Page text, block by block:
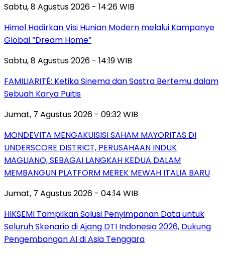
Sabtu, 8 Agustus 2026 - 14:26 WIB
Himel Hadirkan Visi Hunian Modern melalui Kampanye
Global “Dream Home”
Sabtu, 8 Agustus 2026 - 14:19 WIB
FAMILIARITÉ: Ketika Sinema dan Sastra Bertemu dalam
Sebuah Karya Puitis
Jumat, 7 Agustus 2026 - 09:32 WIB
MONDEVITA MENGAKUISISI SAHAM MAYORITAS DI
UNDERSCORE DISTRICT, PERUSAHAAN INDUK
MAGLIANO, SEBAGAI LANGKAH KEDUA DALAM
MEMBANGUN PLATFORM MEREK MEWAH ITALIA BARU
Jumat, 7 Agustus 2026 - 04:14 WIB
HIKSEMI Tampilkan Solusi Penyimpanan Data untuk
Seluruh Skenario di Ajang DTI Indonesia 2026, Dukung
Pengembangan AI di Asia Tenggara